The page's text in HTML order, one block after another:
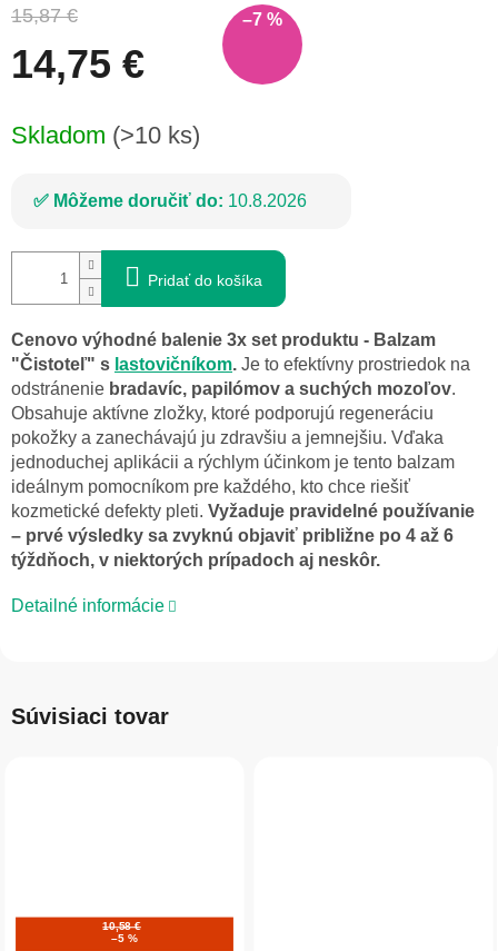
15,87 € –7 %
14,75 €
cena:
Skladom (>10 ks)
Môžeme doručiť do: 10.8.2026
Pridať do košíka
Cenovo výhodné balenie 3x set produktu - Balzam
"Čistoteľ" s lastovičníkom. Je to efektívny prostriedok na
odstránenie bradavíc, papilómov a suchých mozoľov.
Obsahuje aktívne zložky, ktoré podporujú regeneráciu
pokožky a zanechávajú ju zdravšiu a jemnejšiu. Vďaka
jednoduchej aplikácii a rýchlym účinkom je tento balzam
ideálnym pomocníkom pre každého, kto chce riešiť
kozmetické defekty pleti. Vyžaduje pravidelné používanie
– prvé výsledky sa zvyknú objaviť približne po 4 až 6
týždňoch, v niektorých prípadoch aj neskôr.
Detailné informácie
Súvisiaci tovar
10,58 €
–5 %